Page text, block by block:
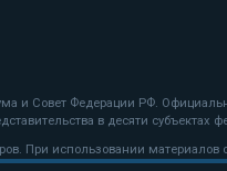
и Совет Федерации РФ.
в десяти субъектах
При использовании материалов